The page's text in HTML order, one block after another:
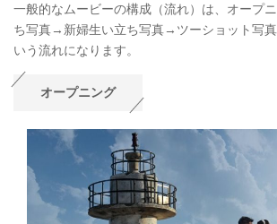
一般的なムービーの構成（流れ）は、オープ
ち写真→新婦生い立ち写真→ツーショット写
いう流れになります。
オープニング